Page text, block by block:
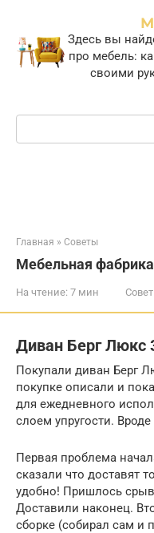
контенту
Здесь вы
про мебель:
своими
Поиск:
Главная » Советы
Мебельная
На чтение: 7 мин
Диван Берг Люкс
Покупали диван Берг
покупке описали и
для ежедневного
слоем упругости.
Первая проблема
сказали что доставят
удобно! Пришлось
Доставили наконец.
сборке (собирал сам и